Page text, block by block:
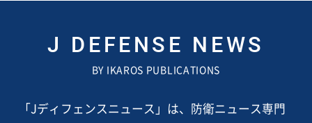
J DEFENSE NEWS
BY IKAROS PUBLICATIONS
「Jディフェンスニュース」は、防衛ニュース専門